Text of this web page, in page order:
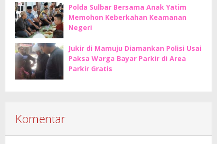
Polda Sulbar Bersama Anak Yatim
Memohon Keberkahan Keamanan
Negeri
Jukir di Mamuju Diamankan Polisi Usai
Paksa Warga Bayar Parkir di Area
Parkir Gratis
Komentar